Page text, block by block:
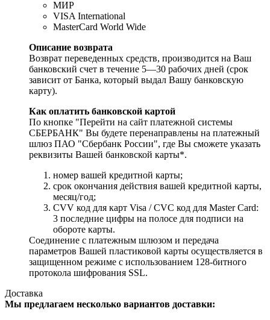
МИР
VISA International
MasterCard World Wide
Описание возврата
Возврат переведенных средств, производится на Ваш
банковский счет в течение 5—30 рабочих дней (срок
зависит от Банка, который выдал Вашу банковскую
карту).
Как оплатить банковской картой
По кнопке "Перейти на сайт платежной системы
СБЕРБАНК" Вы будете перенаправлены на платежный
шлюз ПАО "Сбербанк России", где Вы сможете указать
реквизиты Вашей банковской карты*.
номер вашей кредитной карты;
cрок окончания действия вашей кредитной карты,
месяц/год;
CVV код для карт Visa / CVC код для Master Card:
3 последние цифры на полосе для подписи на
обороте карты.
Соединение с платежным шлюзом и передача
параметров Вашей пластиковой карты осуществляется в
защищенном режиме с использованием 128-битного
протокола шифрования SSL.
Доставка
Мы предлагаем несколько вариантов доставки: